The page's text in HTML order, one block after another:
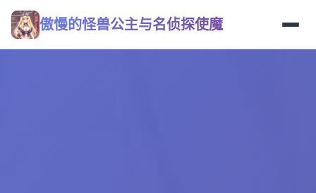
傲慢的怪兽公主与名侦探使魔